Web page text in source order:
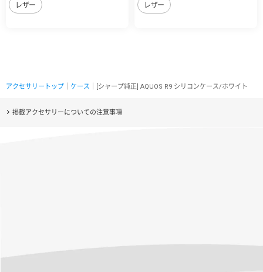
レザー レザー
アクセサリートップ ケース ｜[シャープ純正] AQUOS R9 シリコンケース/ホワイト
掲載アクセサリーについての注意事項